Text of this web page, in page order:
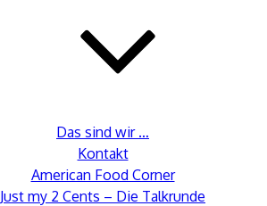
Das sind wir …
Kontakt
American Food Corner
Just my 2 Cents – Die Talkrunde